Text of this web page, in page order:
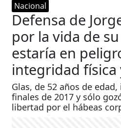
Nacional
Defensa de
por la vida de
estaría en
integridad física
Glas, de 52 años de
finales de 2017 y sólo
libertad por el hábeas